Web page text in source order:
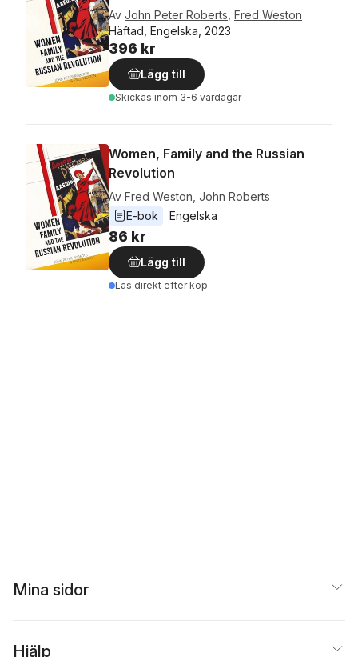
Av John Peter Roberts Fred Weston
Häftad, Engelska, 2023
396 kr
Lägg till
Skickas inom 3-6 vardagar
Women, Family and the Russian
Revolution
Av Fred Weston John Roberts
E-bok
Engelska
86 kr
Lägg till
Läs direkt efter köp
Mina sidor
Hjälp